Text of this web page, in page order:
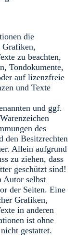
die
Grafiken,
zu beachten,
Tondokumente,
auf lizenzfreie
und Texte
und ggf.
des
den Besitzrechten
Allein aufgrund
zu ziehen, dass
geschützt sind!
Autor selbst
der Seiten. Eine
Grafiken,
in anderen
ist ohne
gestattet.